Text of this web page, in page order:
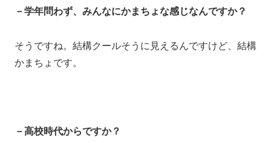
－学年問わず、みんなにかまちょな感じなんですか？
そうですね。結構クールそうに見えるんですけど、結構
かまちょです。
－高校時代からですか？